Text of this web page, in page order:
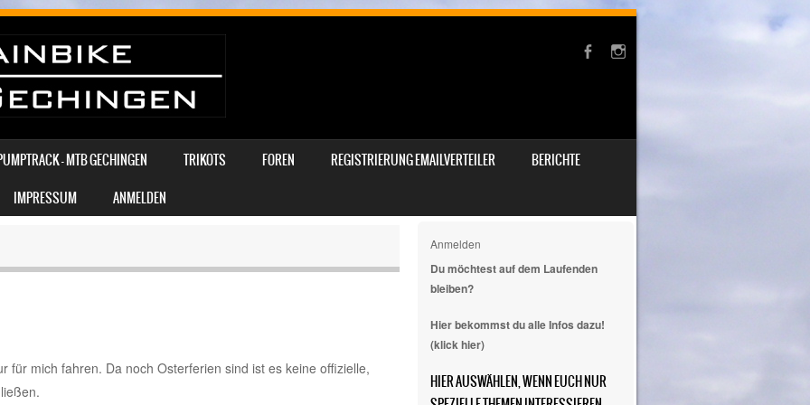
– MTB GECHINGEN TRIKOTS FOREN REGISTRIERUNG EMAILVERTEILER
BERICHTE
IMPRESSUM ANMELDEN
für mich fahren. Da noch Osterferien sind ist es keine offizielle,
Anmelden
Du möchtest auf dem Laufenden
bleiben?
Hier bekommst du alle Infos dazu!
(klick hier)
HIER AUSWÄHLEN, WENN EUCH NUR